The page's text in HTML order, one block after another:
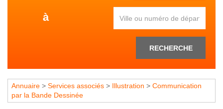
à
RECHERCHE
Annuaire > Services associés > Illustration > Communication
par la Bande Dessinée